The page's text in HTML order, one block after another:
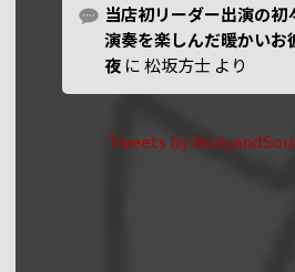
当店初リーダー出演の初
演奏を楽しんだ暖かいお
夜 に松坂方士 より
Tweets by